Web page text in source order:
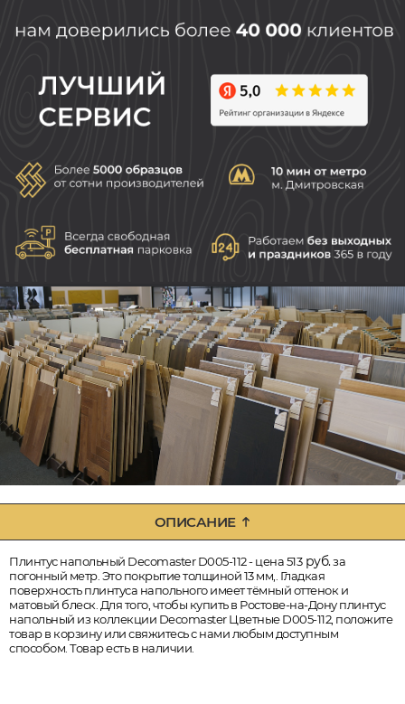
ОПИСАНИЕ
Плинтус напольный Decomaster D005-112 - цена 513руб.за
погонный метр. Это покрытие толщиной 13 мм,. Гладкая
поверхность плинтуса напольного имеет тёмный оттенок и
матовый блеск. Для того, чтобы купить в Ростове-на-Дону плинтус
напольный из коллекции Decomaster Цветные D005-112, положите
товар в корзину или свяжитесь с нами любым доступным
способом. Товар есть в наличии.